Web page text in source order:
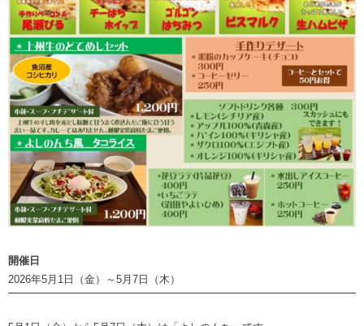
開催日
2026年5月1日（金）～5月7日（木）